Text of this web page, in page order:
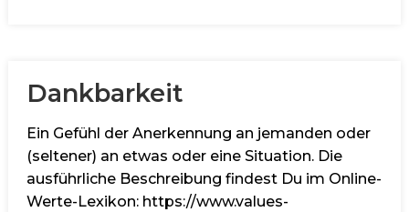
Dankbarkeit
Ein Gefühl der Anerkennung an jemanden oder
(seltener) an etwas oder eine Situation. Die
ausführliche Beschreibung findest Du im Online-
Werte-Lexikon: https://www.values-